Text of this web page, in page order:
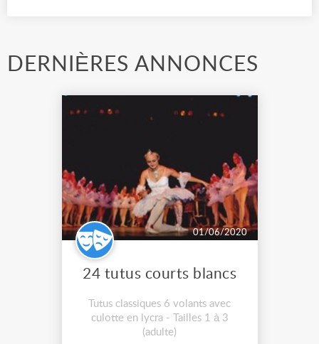
DERNIÈRES ANNONCES
01/06/2020
24 tutus courts blancs
Tutus classiques 6 volants avec
culotte en lycra - Tailles 1 à 3
(adulte)